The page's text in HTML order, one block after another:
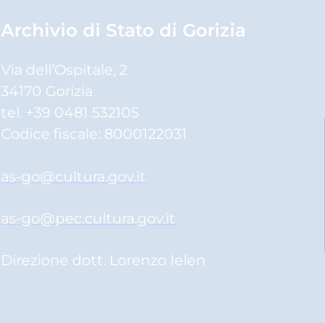
Archivio di Stato di Gorizia
Via dell’Ospitale, 2
34170 Gorizia
tel. +39 0481 532105
Codice fiscale: 8000122031
as-go@cultura.gov.it
as-go@pec.cultura.gov.it
Direzione dott. Lorenzo Ielen